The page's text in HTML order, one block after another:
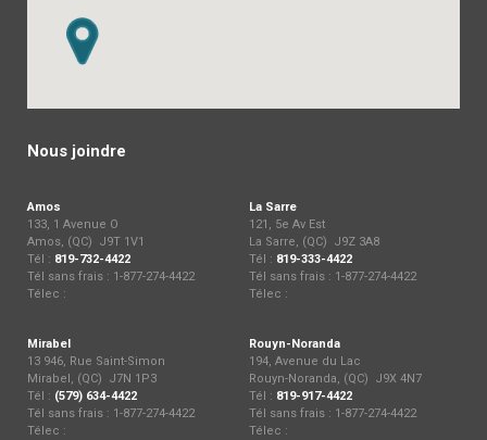
Nous joindre
Amos
133, 1 Avenue O
Amos, (QC) J9T 1V1
Tél : 819-732-4422
Tél sans frais : 1-877-274-4422
Télec :
La Sarre
121, 5e Av Est
La Sarre, (QC) J9Z 3A8
Tél : 819-333-4422
Tél sans frais : 1-877-274-4422
Télec :
Mirabel
13 946, Rue Saint-Simon
Mirabel, (QC) J7N 1P3
Tél : (579) 634-4422
Tél sans frais : 1-877-274-4422
Télec :
Rouyn-Noranda
194, Avenue du Lac
Rouyn-Noranda, (QC) J9X 4N7
Tél : 819-917-4422
Tél sans frais : 1-877-274-4422
Télec :